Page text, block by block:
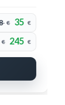
€ 35 €
245 €